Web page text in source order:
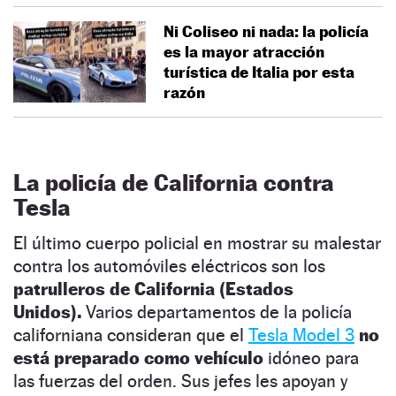
Ni Coliseo ni nada: la policía
es la mayor atracción
turística de Italia por esta
razón
La policía de California contra
Tesla
El último cuerpo policial en mostrar su malestar
contra los automóviles eléctricos son los
patrulleros de California (Estados
Unidos). Varios departamentos de la policía
californiana consideran que el Tesla Model 3 no
está preparado como vehículo idóneo para
las fuerzas del orden. Sus jefes les apoyan y